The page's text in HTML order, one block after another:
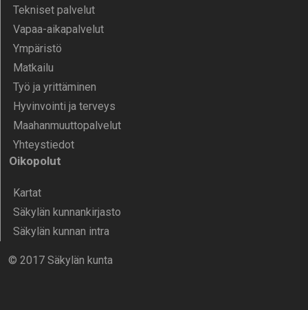
Tekniset palvelut
Vapaa-aika­palvelut
Ympä­ristö
Mat­kailu
Työ ja yrittä­minen
Hyvinvointi ja terveys
Maahanmuuttopalvelut
Yhteystiedot
Oikopolut
Kartat
Säkylän kunnankirjasto
Säkylän kunnan intra
© 2017 Säkylän kunta